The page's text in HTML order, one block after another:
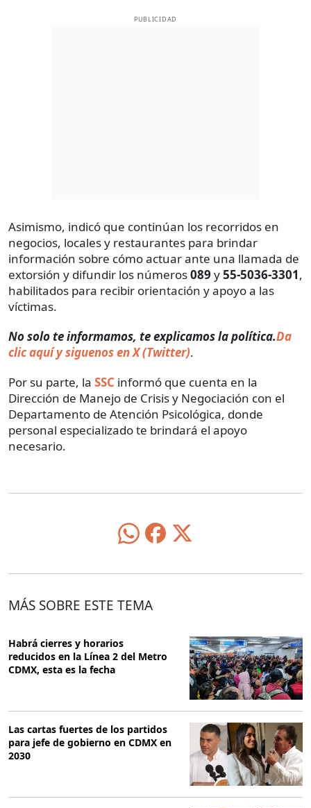
PUBLICIDAD
Asimismo, indicó que continúan los recorridos en
negocios, locales y restaurantes para brindar
información sobre cómo actuar ante una llamada de
extorsión y difundir los números089 y55-5036-3301,
habilitados para recibir orientación y apoyo a las
víctimas.
No solo te informamos, te explicamos la política.Da
clic aquí y siguenos en X (Twitter).
Por su parte, la SSC informó que cuenta en la
Dirección de Manejo de Crisis y Negociación con el
Departamento de Atención Psicológica, donde
personal especializado te brindará el apoyo
necesario.
MÁS SOBRE ESTE TEMA
Habrá cierres y horarios
reducidos en la Línea 2 del Metro
CDMX, esta es la fecha
Las cartas fuertes de los partidos
para jefe de gobierno en CDMX en
2030